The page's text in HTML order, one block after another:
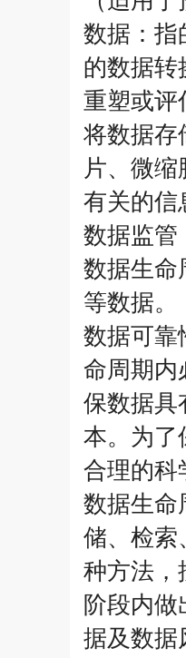
数据：指
的数据转
重塑或评
将数据存
片、微
有关的信
数据监管
数据生命
等数据。
数据可靠
命周期内
保数据具
本。为了
合理的科
数据生命
储、检索
种方法，
阶段内
据及数据